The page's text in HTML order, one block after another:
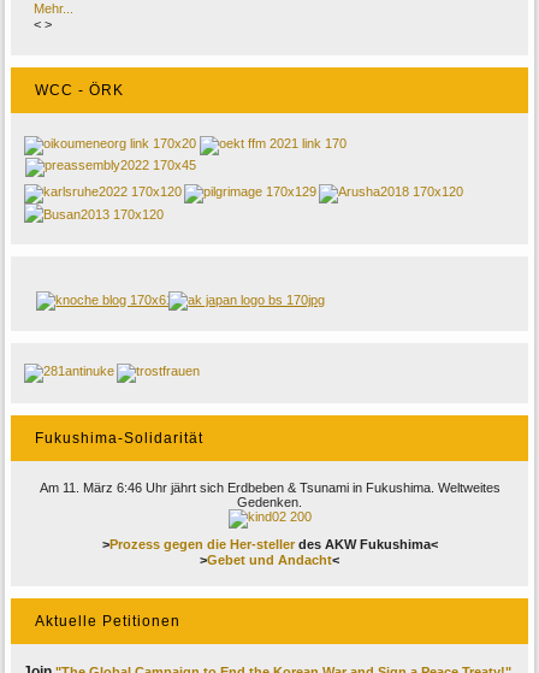
Mehr...
< >
WCC - ÖRK
Fukushima-Solidarität
Am 11. März 6:46 Uhr jährt sich Erdbeben & Tsunami in Fukushima. Weltweites
Gedenken.
>Prozess gegen die Her-stellerdes AKW Fukushima<
>Gebet und Andacht<
Aktuelle Petitionen